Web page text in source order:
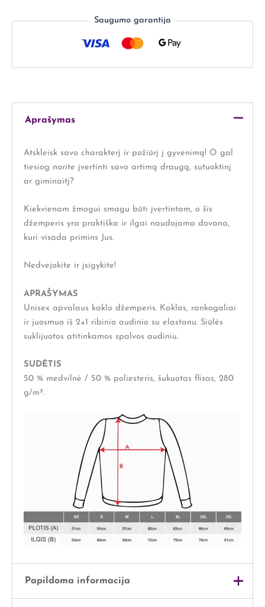
Saugumo garantija
Aprašymas
Atskleisk savo charakterį ir požiūrį į gyvenimą! O gal
tiesiog norite įvertinti savo artimą draugą, sutuoktinį
ar giminaitį?
Kiekvienam žmogui smagu būti įvertintam, o šis
džemperis yra praktiška ir ilgai naudojama dovana,
kuri visada primins Jus.
Nedvejokite ir įsigykite!
APRAŠYMAS
Unisex apvalaus kaklo džemperis. Kaklas, rankogaliai
ir juosmuo iš 2×1 ribinio audinio su elastanu. Siūlės
suklijuotos atitinkamos spalvos audiniu.
SUDĖTIS
50 % medvilnė / 50 % poliesteris, šukuotas flisas, 280
g/m².
Papildoma informacija